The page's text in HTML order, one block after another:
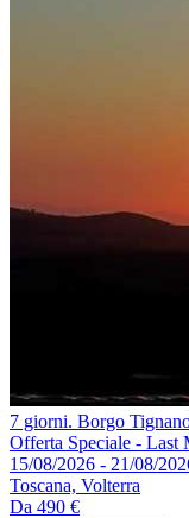
7 giorni. Borgo
Offerta Speciale - Last
15/08/2026 - 21/08/
Toscana, Volterra
Da 490 €